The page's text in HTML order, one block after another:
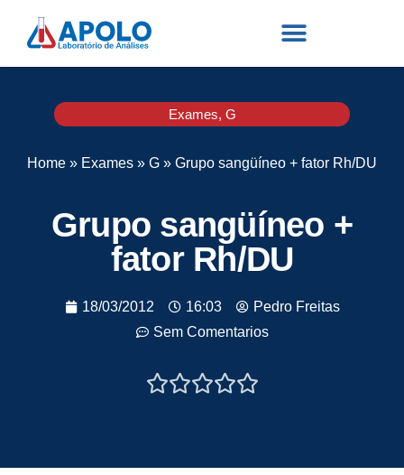
Exames, G
Home » Exames » G » Grupo sangüíneo + fator Rh/DU
Grupo sangüíneo +
fator Rh/DU
18/03/2012 16:03
Pedro Freitas
Sem Comentarios
